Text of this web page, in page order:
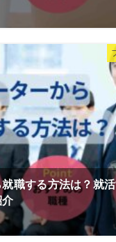
職する方法は？就